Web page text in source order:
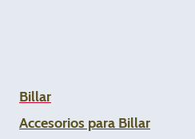
Billar
Accesorios para Billar